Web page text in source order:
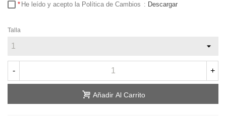
He leído y acepto la Política de Cambios : Descargar
Talla
- +
Añadir Al Carrito